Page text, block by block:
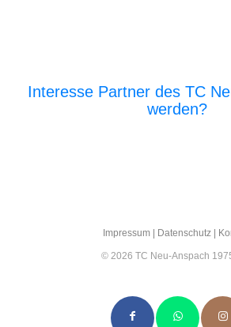
Interesse Partner des TC
werden?
Impres­sum Daten­schutz
© 2026 TC Neu-Anspach